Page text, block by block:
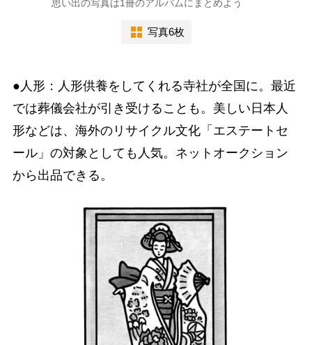
思い出の写真は1冊のアルバムにまとめよう
写真6枚
●人形：人形供養をしてくれる寺社が全国に。最近
では葬儀会社が引き受けることも。美しい日本人
形などは、海外のリサイクル文化「エステートセ
ール」の対象としても人気。ネットオークション
から出品できる。